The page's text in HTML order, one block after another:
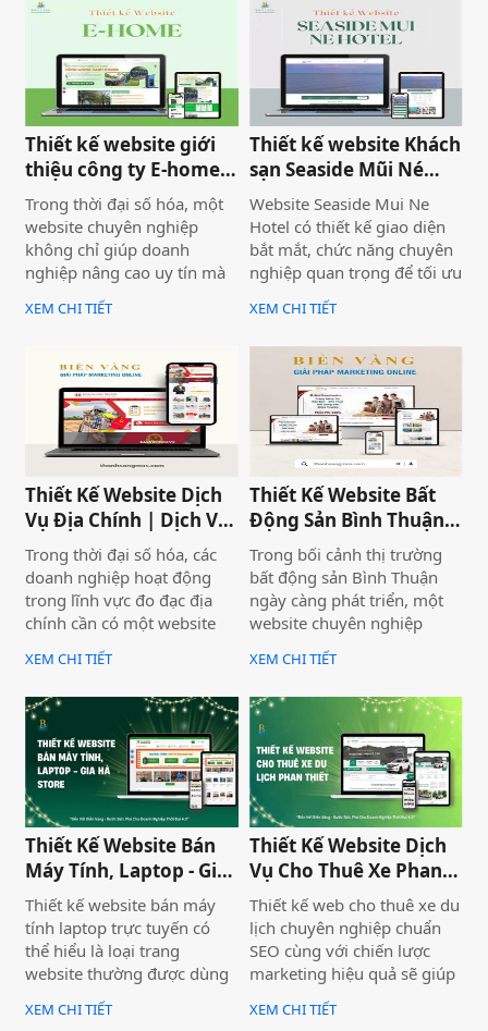
du lịch và thuê xe
màu xanh dương và đỏ làm
nổi bật lên những nội dung
chính của website.
Thiết kế website giới
thiệu công ty E-home
Bình Thuận
Trong thời đại số hóa, một
website chuyên nghiệp
không chỉ giúp doanh
nghiệp nâng cao uy tín mà
còn là công cụ tiếp cận
khách hàng hiệu quả. Dịch
thiệu công ty mang đến giải
pháp tối ưu, giúp doanh
nghiệp thể hiện thương
hiệu một cách ấn tượng và
chuyên nghiệp trên môi
XEM CHI TIẾT
Thiết kế website Khách
sạn Seaside Mũi Né
chuyên nghiệp
Website Seaside Mui Ne
Hotel có thiết kế giao diện
bắt mắt, chức năng chuyên
nghiệp quan trọng để tối ưu
trải nghiệm người dùng và
hỗ trợ hoạt động kinh
website chuyên nghiệp
không chỉ giúp bạn tiếp cận
nhiều khách hàng hơn mà
còn nâng cao uy tín thương
hiệu, tạo lợi thế cạnh tranh
trên thị trường.
XEM CHI TIẾT
Thiết Kế Website Dịch
Vụ Địa Chính | Dịch Vụ
Địa Chính Toàn Quốc
Trong thời đại số hóa, các
doanh nghiệp hoạt động
trong lĩnh vực đo đạc địa
chính cần có một website
chuyên nghiệp để nâng cao
uy tín và thu hút khách
Vàng cung cấp giải pháp
thiết kế website đo đạc địa
chính với giao diện hiện đại,
chuẩn SEO và đầy đủ chức
năng phục vụ doanh
nghiệp.
XEM CHI TIẾT
Thiết Kế Website Bất
Động Sản Bình Thuận
Land
Trong bối cảnh thị trường
bất động sản Bình Thuận
ngày càng phát triển, một
website chuyên nghiệp
không chỉ giúp doanh
nghiệp nâng cao thương
hàng tiềm năng. Thiết Kế
Website Biển Vàng mang
đến giải pháp tối ưu cho
Bình Thuận Land, giúp
doanh nghiệp tiếp cận
khách hàng nhanh chóng,
chuyên nghiệp và hiệu quả.
XEM CHI TIẾT
Thiết Kế Website Bán
Máy Tính, Laptop - Gia
Hà Store
Thiết kế website bán máy
tính laptop trực tuyến có
thể hiểu là loại trang
website thường được dùng
để trưng bày và bán các sản
phẩm laptop đa dạng về
XEM CHI TIẾT
Thiết Kế Website Dịch
Vụ Cho Thuê Xe Phan
Thiết
Thiết kế web cho thuê xe du
lịch chuyên nghiệp chuẩn
SEO cùng với chiến lược
marketing hiệu quả sẽ giúp
doanh nghiệp của bạn gia
tăng doanh số bán hàng
XEM CHI TIẾT